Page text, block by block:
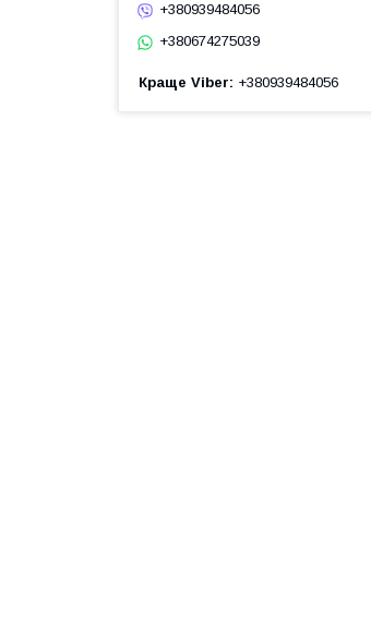
+380939484056
+380674275039
Краще Viber +380939484056